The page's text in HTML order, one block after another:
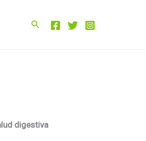
Buscar
digestiva